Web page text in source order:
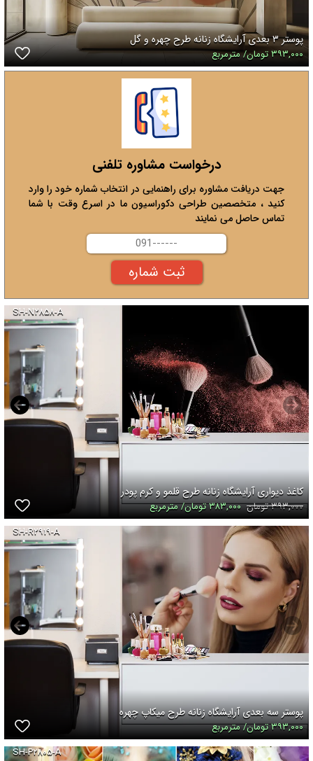
پوستر ۳ بعدی آرایشگاه زنانه طرح چهره و گل
۳۹۳,۰۰۰ تومان/ مترمربع
درخواست مشاوره تلفنی
جهت دریافت مشاوره برای راهنمایی در انتخاب شماره خود را وارد
کنید ، متخصصین طراحی دکوراسیون ما در اسرع وقت با شما
تماس حاصل می نمایند
SH-N۲۸۵۸-A
کاغذ دیواری آرایشگاه زنانه طرح قلمو و کرم پودر
۳۹۳,۰۰۰ تومان
۳۸۳,۰۰۰ تومان/ مترمربع
SH-R۲۹۱۹-A
پوستر سه بعدی آرایشگاه زنانه طرح میکاپ چهره
۳۹۳,۰۰۰ تومان/ مترمربع
SH-P۲۸۰۵-A